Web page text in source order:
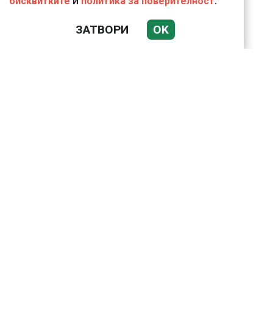
Подводни кадри от
ЗАТВОРИ OK